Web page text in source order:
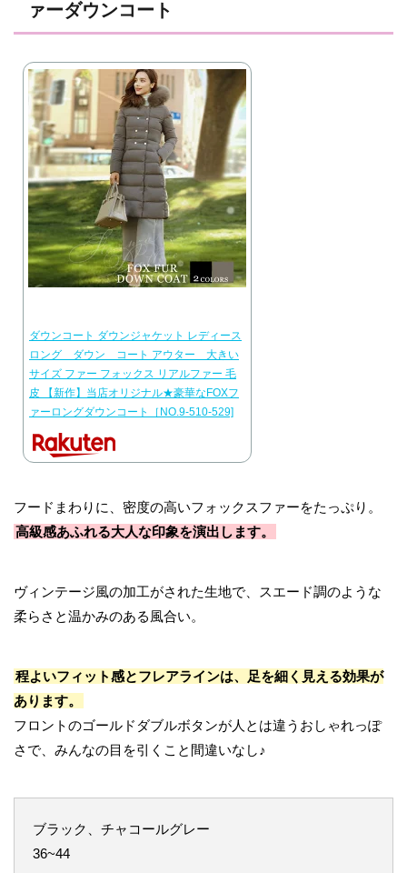
ァーダウンコート
ダウンコート ダウンジャケット レディース
ロング ダウン コート アウター 大きい
サイズ ファー フォックス リアルファー 毛
皮 【新作】当店オリジナル★豪華なFOXフ
ァーロングダウンコート［NO.9-510-529]
フードまわりに、密度の高いフォックスファーをたっぷり。
高級感あふれる大人な印象を演出します。
ヴィンテージ風の加工がされた生地で、スエード調のような
柔らさと温かみのある風合い。
程よいフィット感とフレアラインは、足を細く見える効果が
あります。
フロントのゴールドダブルボタンが人とは違うおしゃれっぽ
さで、みんなの目を引くこと間違いなし♪
ブラック、チャコールグレー
36~44